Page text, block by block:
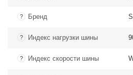
? Бренд
? Индекс нагрузки шины
? Индекс скорости шины